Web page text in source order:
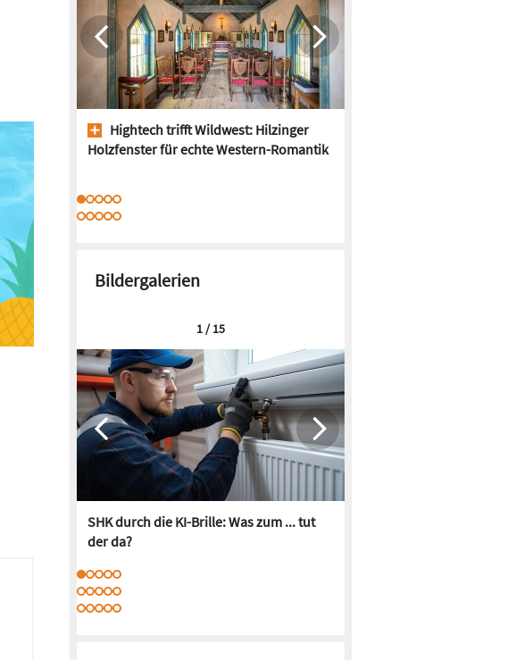
Hightech trifft Wildwest: Hilzinger
Holzfenster für echte Western-Romantik
Bildergalerien
SHK durch die KI-Brille: Was zum ... tut
der da?
1 / 15